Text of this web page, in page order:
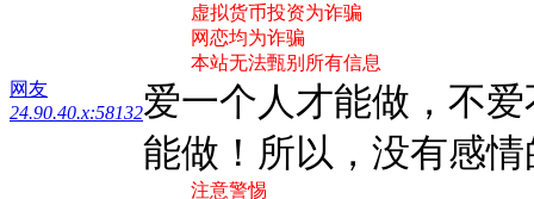
网友
24.90.40.x:58132
虚拟货币投资为诈骗
网恋均为诈骗
本站无法甄别所有信息
爱一个人才能做，不
能做！所以，没有感
注意警惕